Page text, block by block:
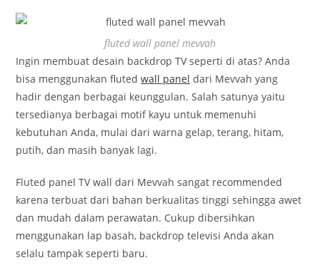
fluted wall panel mevvah
Ingin membuat desain backdrop TV seperti di atas? Anda
bisa menggunakan flutedwall panel dari Mevvah yang
hadir dengan berbagai keunggulan. Salah satunya yaitu
tersedianya berbagai motif kayu untuk memenuhi
kebutuhan Anda, mulai dari warna gelap, terang, hitam,
putih, dan masih banyak lagi.
Fluted panel TV wall dari Mevvah sangat recommended
karena terbuat dari bahan berkualitas tinggi sehingga awet
dan mudah dalam perawatan. Cukup dibersihkan
menggunakan lap basah, backdrop televisi Anda akan
selalu tampak seperti baru.